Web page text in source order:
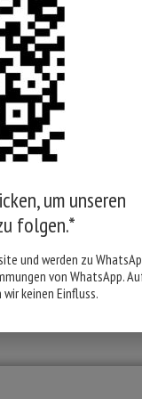
bereit: https://
um unseren
folgen.*
und werden zu
von WhatsApp.
keinen Einfluss.